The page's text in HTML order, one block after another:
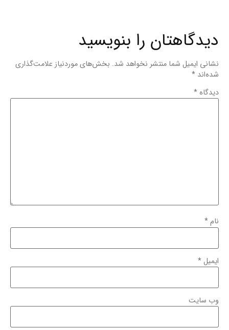
دیدگاهتان را بنویسید
نشانی ایمیل شما منتشر نخواهد شد. بخش‌های موردنیاز علامت‌گذاری
شده‌اند *
دیدگاه *
نام*
ایمیل*
وب‌ سایت